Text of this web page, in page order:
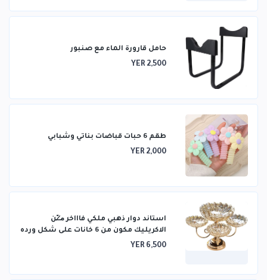
حامل قارورة الماء مع صنبور
YER 2,500
طقم 6 حبات قباضات بناتي وشبابي
YER 2,000
استاند دوار ذهبي ملكي فاااخر م̷ـــِْن
الاكريليك مكون من 6 خانات على شكل ورده
YER 6,500